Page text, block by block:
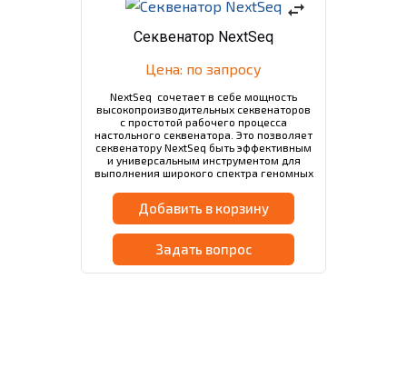
swap_horiz
Секвенатор NextSeq
Цена: по запросу
NextSeq сочетает в себе мощность
высокопроизводительных секвенаторов
с простотой рабочего процесса
настольного секвенатора. Это позволяет
секвенатору NextSeq быть эффективным
и универсальным инструментом для
выполнения широкого спектра геномных
Добавить в корзину
Задать вопрос